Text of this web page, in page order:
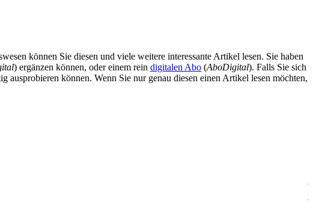
können Sie diesen und viele weitere interessante Artikel lesen. Sie haben
) ergänzen können, oder einem rein digitalen Abo (AboDigital). Falls Sie sich
ausprobieren können. Wenn Sie nur genau diesen einen Artikel lesen möchten,